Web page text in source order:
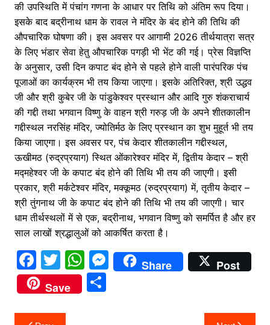
की उपस्थिति में पंचांग गणना के आधार पर तिथि को अंतिम रूप दिया।
इसके बाद बद्रीनाथ धाम के रावल ने मंदिर के बंद होने की तिथि की
औपचारिक घोषणा की। इस अवसर पर आगामी 2026 तीर्थयात्रा सत्र
के लिए भंडार सेवा हेतु औपचारिक पगड़ी भी भेंट की गई। प्रेस विज्ञप्ति
के अनुसार, उसी दिन कपाट बंद होने से पहले होने वाली पारंपरिक पंच
पूजाओं का कार्यक्रम भी तय किया जाएगा। इसके अतिरिक्त, श्री उद्धव
जी और श्री कुबेर जी के पांडुकेश्वर प्रस्थान और आदि गुरु शंकराचार्य
की गद्दी तथा भगवान विष्णु के वाहन श्री गरुड़ जी के अपने शीतकालीन
गद्दीस्थल नरसिंह मंदिर, ज्योतिर्मठ के लिए प्रस्थान का शुभ मुहूर्त भी तय
किया जाएगा। इस अवसर पर, पंच केदार शीतकालीन गद्दीस्थल,
ऊखीमठ (रुद्रप्रयाग) स्थित ओंकारेश्वर मंदिर में, द्वितीय केदार – श्री
मद्महेश्वर जी के कपाट बंद होने की तिथि भी तय की जाएगी। इसी
प्रकार, श्री मर्कटेश्वर मंदिर, मक्कूमठ (रुद्रप्रयाग) में, तृतीय केदार –
श्री तुंगनाथ जी के कपाट बंद होने की तिथि भी तय की जाएगी। चार
धाम तीर्थस्थलों में से एक, बद्रीनाथ, भगवान विष्णु को समर्पित है और हर
साल लाखों श्रद्धालुओं को आकर्षित करता है।
F
a
c
e
T
w
itt
er
W
h
at
M
e
Share
Post
Save
S